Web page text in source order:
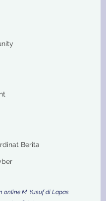
Berita
online M. Yusuf di Lapas